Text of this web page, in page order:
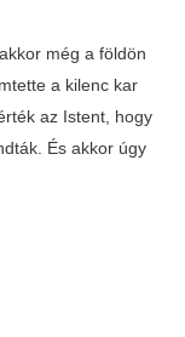
még a földön
a kilenc kar
az Istent, hogy
És akkor úgy